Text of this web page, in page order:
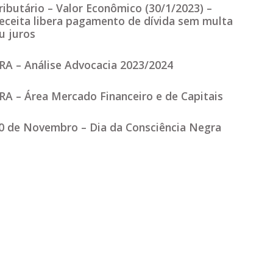
– Valor Econômico (30/1/2023) –
libera pagamento de dívida sem multa
juros
– Análise Advocacia 2023/2024
– Área Mercado Financeiro e de Capitais
de Novembro – Dia da Consciência Negra